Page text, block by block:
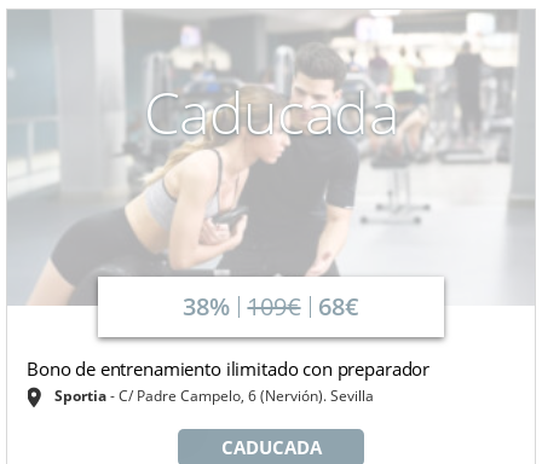
Caducada
38% 109€ 68€
Bono de entrenamiento ilimitado con preparador
Sportia C/ Padre Campelo, 6 (Nervión). Sevilla
CADUCADA